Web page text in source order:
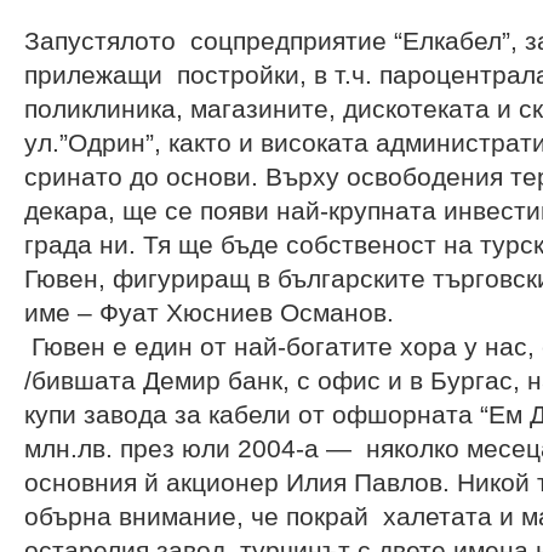
Запустялото соцпредприятие “Елкабел”,
прилежащи постройки, в т.ч.
поликлиника, магазините, дискотеката и
ул.”Одрин”, както и високата
сринато до основи. Върху освободения
декара, ще се появи най-крупната
града ни. Тя ще бъде собственост на
Гювен, фигуриращ в българските
име – Фуат Хюсниев Османов.
Гювен е един от най-богатите хора у
/бившата Демир банк, с офис и в Бургас,
купи завода за кабели от офшорната “Ем
млн.лв. през юли 2004-а — няколко
основния й акционер Илия Павлов. Никой
обърна внимание, че покрай халетата и